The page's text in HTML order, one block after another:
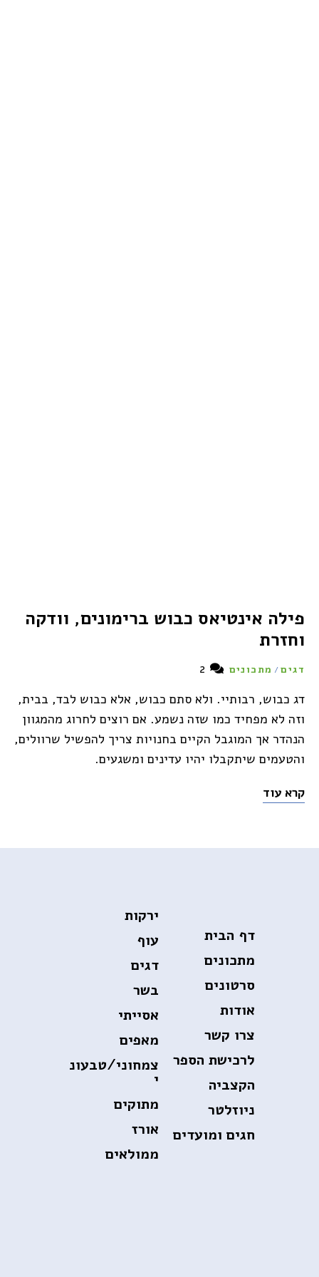
פילה אינטיאס כבוש ברימונים, וודקה
וחזרת
דגים/ מתכונים
דג כבוש, רבותיי. ולא סתם כבוש, אלא כבוש לבד, בבית,
וזה לא מפחיד כמו שזה נשמע. אם רוצים לחרוג מהמגוון
הנהדר אך המוגבל הקיים בחנויות צריך להפשיל שרוולים,
והטעמים שיתקבלו יהיו עדינים ומשגעים.
קרא עוד
דף הבית
מתכונים
סרטונים
אודות
צרו קשר
לרכישת הספר
הקצביה
ניוזלטר
חגים ומועדים
ירקות
עוף
דגים
בשר
אסייתי
מאפים
צמחוני/טבעונ
י
מתוקים
אורז
ממולאים